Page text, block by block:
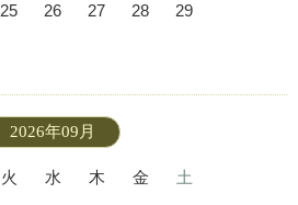
25 26 27 28 29
2026年09月
火 水 木 金
土